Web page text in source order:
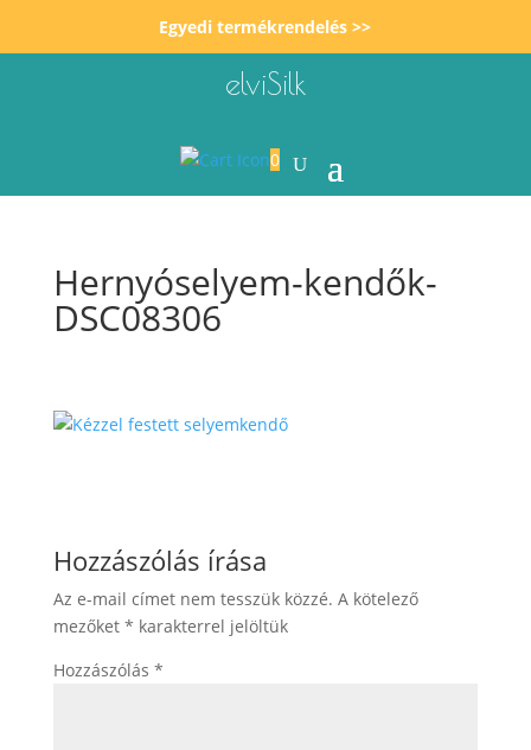
Egyedi termékrendelés >>
elviSilk
0
Hernyóselyem-kendők-
DSC08306
Hozzászólás írása
Az e-mail címet nem tesszük közzé. A kötelező
mezőket * karakterrel jelöltük
Hozzászólás *